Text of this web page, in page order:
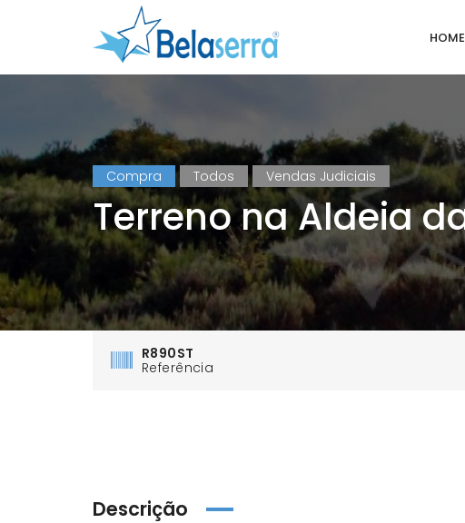
HOME
Compra Todos Vendas Judiciais
Terreno na Aldeia
R890ST
Referência
Descrição